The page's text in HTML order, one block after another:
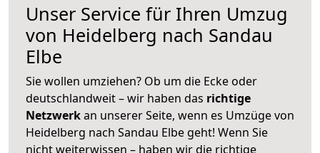
Unser Service für Ihren Umzug
von Heidelberg nach Sandau
Elbe
Sie wollen umziehen? Ob um die Ecke oder
deutschlandweit – wir haben das richtige
Netzwerkan unserer Seite, wenn es Umzüge von
Heidelberg nach Sandau Elbe geht! Wenn Sie
nicht weiterwissen – haben wir die richtige